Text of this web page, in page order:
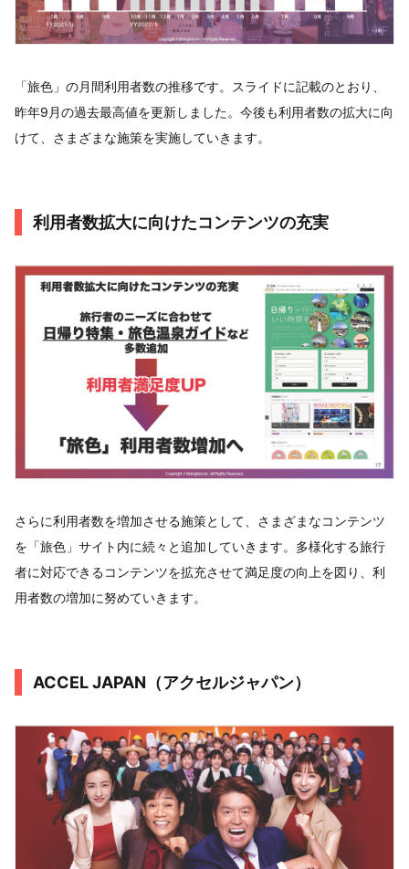
「旅色」の月間利用者数の推移です。スライドに記載のとおり、
昨年9月の過去最高値を更新しました。今後も利用者数の拡大に向
けて、さまざまな施策を実施していきます。
利用者数拡大に向けたコンテンツの充実
さらに利用者数を増加させる施策として、さまざまなコンテンツ
を「旅色」サイト内に続々と追加していきます。多様化する旅行
者に対応できるコンテンツを拡充させて満足度の向上を図り、利
用者数の増加に努めていきます。
ACCEL JAPAN（アクセルジャパン）